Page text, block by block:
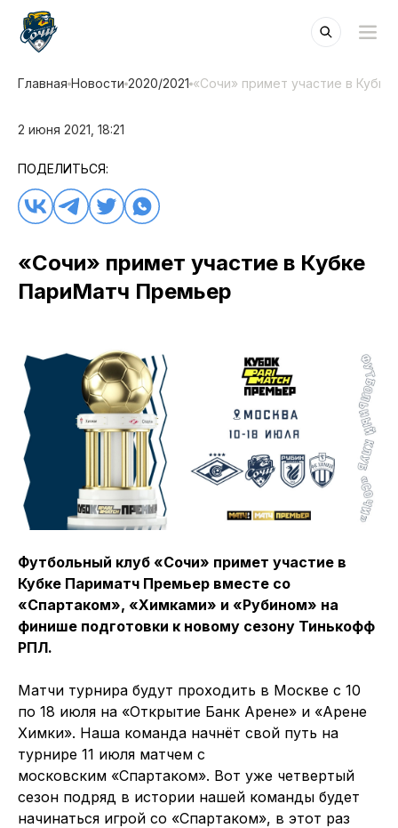
Главная Новости 2020/2021 «Сочи» примет участие в
2 июня 2021, 18:21
ПОДЕЛИТЬСЯ:
«Сочи» примет участие в Кубке
ПариМатч Премьер
Футбольный клуб «Сочи» примет участие в
Кубке Париматч Премьер вместе со
«Спартаком», «Химками» и «Рубином» на
финише подготовки к новому сезону Тинькофф
РПЛ.
Матчи турнира будут проходить в Москве с 10
по 18 июля на «Открытие Банк Арене» и «Арене
Химки». Наша команда начнёт свой путь на
турнире 11 июля матчем с
московским «Спартаком». Вот уже четвертый
сезон подряд в истории нашей команды будет
начинаться игрой со «Спартаком», в этот раз